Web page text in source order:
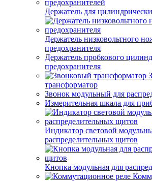
Держатель для
Держатель низковольтного
предохранителя
Держатель пробкового
предохранителя
трансформатор
Звонок модульный для
Измерительная шкала для
Индикатор световой
распределительных щитов
Кнопка модульная для